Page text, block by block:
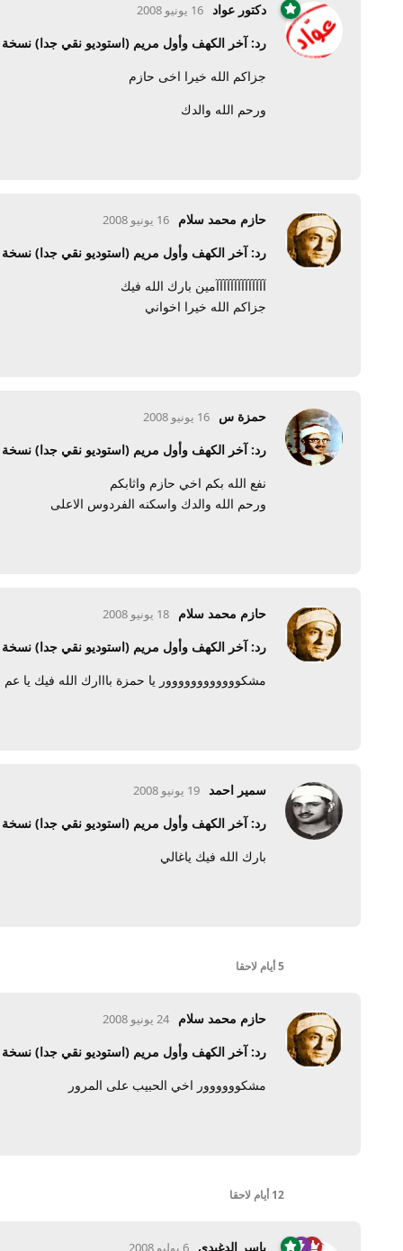
دكتور عواد 16 يونيو 2008
رد: آخر الكهف وأول مريم (استوديو نقي جدا)
جزاكم الله خيرا اخى حازم
ورحم الله والدك
حازم محمد سلام 16 يونيو 2008
رد: آخر الكهف وأول مريم (استوديو نقي جدا)
آآآآآآآآآآآآآآمين بارك الله فيك
جزاكم الله خيرا اخواني
حمزة س 16 يونيو 2008
رد: آخر الكهف وأول مريم (استوديو نقي جدا)
نفع الله بكم اخي حازم واثابكم
ورحم الله والدك واسكنه الفردوس الاعلى
حازم محمد سلام 18 يونيو 2008
رد: آخر الكهف وأول مريم (استوديو نقي جدا)
مشكوووووووووووور يا حمزة بااارك الله فيك يا عم
سمير احمد 19 يونيو 2008
رد: آخر الكهف وأول مريم (استوديو نقي جدا)
بارك الله فيك ياغالي
5 أيام لاحقا
حازم محمد سلام 24 يونيو 2008
رد: آخر الكهف وأول مريم (استوديو نقي جدا)
مشكوووووور اخي الحبيب على المرور
12 أيام لاحقا
ياسر الدغيدى 6 يوليو 2008